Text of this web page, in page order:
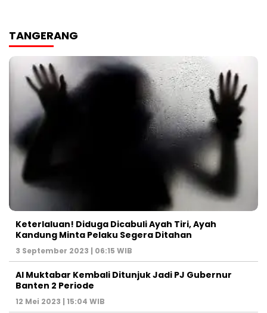
TANGERANG
Keterlaluan! Diduga Dicabuli Ayah Tiri, Ayah
Kandung Minta Pelaku Segera Ditahan
3 September 2023 | 06:15 WIB
Al Muktabar Kembali Ditunjuk Jadi PJ Gubernur
Banten 2 Periode
12 Mei 2023 | 15:04 WIB